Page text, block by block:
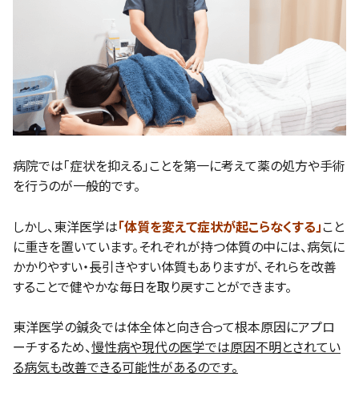
病院では「症状を抑える」ことを第一に考えて薬の処方や手術
を行うのが一般的です。
しかし、東洋医学は「体質を変えて症状が起こらなくする」 こと
に重きを置いています。それぞれが持つ体質の中には、病気に
かかりやすい・長引きやすい体質もありますが、それらを改善
することで健やかな毎日を取り戻すことができます。
東洋医学の鍼灸では体全体と向き合って根本原因にアプロ
ーチするため、慢性病や現代の医学では原因不明とされてい
る病気も改善できる可能性があるのです。